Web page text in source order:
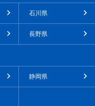
石川県
長野県
静岡県